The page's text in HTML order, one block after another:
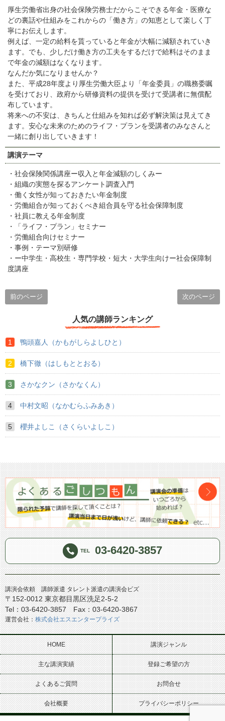
厚生労働省出身の社会保険労務士だからこそできる年金・医療な
どの裏話や仕組みをこれからの「働き方」の知恵として楽しく丁
寧にお伝えします。
例えば、一定の給料を貰っていると年金が大幅に減額されていき
ます。でも、少しだけ働き方の工夫をするだけで給料はそのまま
で年金の減額はなくなります。
なんだか気になりませんか？
また、平成28年度より厚生労働大臣より「年金委員」の職務委嘱
を受けており、政府から研修資料の提供を受けて受講者に無償配
布しています。
将来への不安は、きちんと仕組みを知れば必ず解決策は見えてき
ます。安心な未来のためのライフ・プランを受講者のみなさんと
一緒に創り出していきます！
講演テーマ
・社会保険関係講座ー収入と年金減額のしくみー
・組織の実態を探るアンケート調査入門
・働く女性が知っておきたい年金制度
・労働組合が知っておくべき組合員を守る社会保障制度
・社員に教える年金制度
・「ライフ・プラン」セミナー
・労働組合向けセミナー
・事例・テーマ別研修
・ー中学生・高校生・専門学校・短大・大学生向けー社会保障制
度講座
前のページ 次のページ
人気の講師ランキング
鴨頭嘉人（かもがしらよしひと）
橋下徹（はしもととおる）
さかなクン（さかなくん）
中村文昭（なかむらふみあき）
櫻井よしこ（さくらいよしこ）
TEL 03-6420-3857
講演会依頼 講師派遣 タレント派遣の講演会ビズ
〒152-0012 東京都目黒区洗足2-5-2
Tel：03-6420-3857 Fax：03-6420-3867
運営会社： 株式会社エスエンタープライズ
HOME 講演ジャンル
主な講演実績 登録ご希望の方
よくあるご質問 お問合せ
会社概要 プライバシーポリシー